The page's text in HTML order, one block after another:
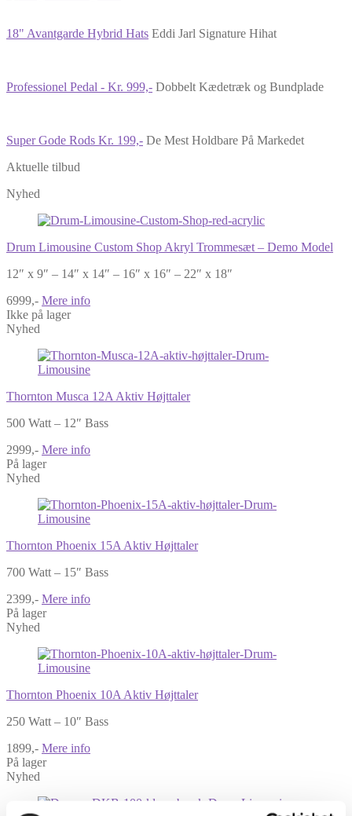
18" Avantgarde Hybrid Hats Eddi Jarl Signature Hihat
Professionel Pedal - Kr. 999,- Dobbelt Kædetræk og Bundplade
Super Gode Rods Kr. 199,- De Mest Holdbare På Markedet
Aktuelle tilbud
Nyhed
Drum Limousine Custom Shop Akryl Trommesæt – Demo Model
12″ x 9″ – 14″ x 14″ – 16″ x 16″ – 22″ x 18″
6999,- Mere info
Ikke på lager
Nyhed
Thornton Musca 12A Aktiv Højttaler
500 Watt – 12″ Bass
2999,- Mere info
På lager
Nyhed
Thornton Phoenix 15A Aktiv Højttaler
700 Watt – 15″ Bass
2399,- Mere info
På lager
Nyhed
Thornton Phoenix 10A Aktiv Højttaler
250 Watt – 10″ Bass
1899,- Mere info
På lager
Nyhed